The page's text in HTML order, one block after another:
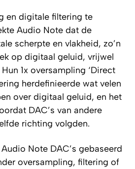
en digitale filtering te
Audio Note dat de
scherpte en vlakheid, zo’n
op digitaal geluid, vrijwel
1x oversampling ‘Direct
herdefinieerde wat velen
over digitaal geluid, en het
DAC’s van andere
richting volgden.
Note DAC’s gebaseerd
oversampling, filtering of